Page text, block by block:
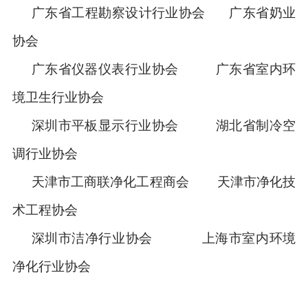
广东省工程勘察设计行业协会
广东省奶业
协会
广东省仪器仪表行业协会 广东省室内环
境卫生行业协会
深圳市平板显示行业协会 湖北省制冷空
调行业协会
天津市工商联净化工程商会 天津市净化技
术工程协会
深圳市洁净行业协会 上海市室内环境
净化行业协会